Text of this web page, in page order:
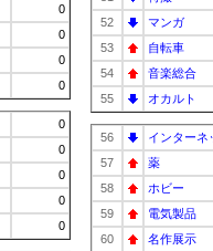
0
0
0
0
0
0
0
0
0
52
マンガ
53
自転車
54
音楽総合
55
オカルト
56 インターネ
57
薬
58
ホビー
59
電気製品
60
名作展示